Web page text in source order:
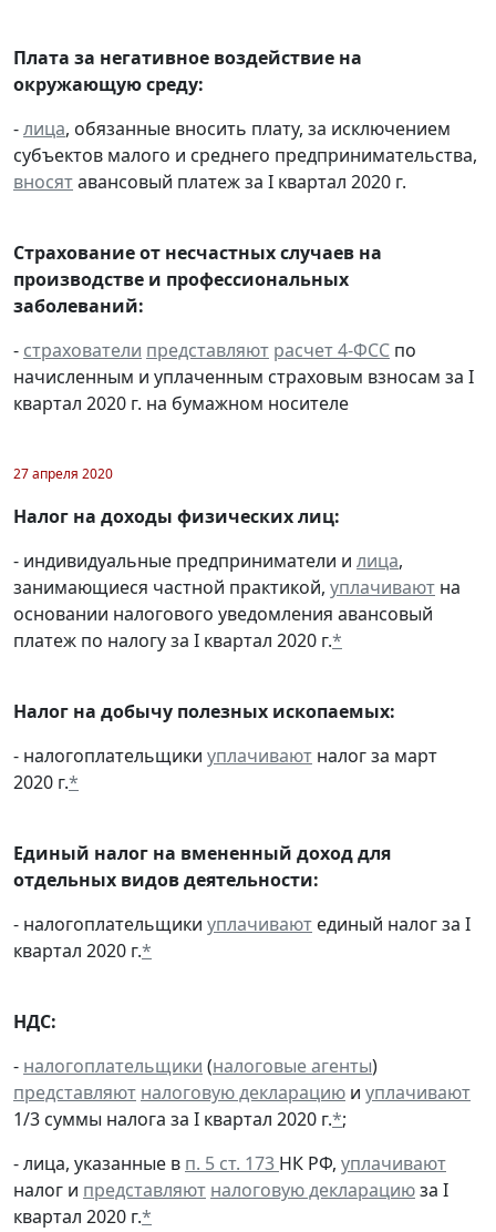
Плата за негативное воздействие на
окружающую среду:
-лица, обязанные вносить плату, за исключением
субъектов малого и среднего предпринимательства,
вносятавансовый платеж за I квартал 2020 г.
Страхование от несчастных случаев на
производстве и профессиональных
заболеваний:
- страхователи представляют расчет 4-ФСС по
начисленным и уплаченным страховым взносам за I
квартал 2020 г. на бумажном носителе
27 апреля 2020
Налог на доходы физических лиц:
- индивидуальные предприниматели и лица,
занимающиеся частной практикой, уплачивают на
основании налогового уведомления авансовый
платеж по налогу за I квартал 2020 г.*
Налог на добычу полезных ископаемых:
- налогоплательщики уплачивают налог за март
2020 г.*
Единый налог на вмененный доход для
отдельных видов деятельности:
- налогоплательщики уплачивают единый налог за I
квартал 2020 г.*
НДС:
- налогоплательщики (налоговые агенты)
представляют налоговую декларацию и уплачивают
1/3 суммы налога за I квартал 2020 г.*;
- лица, указанные в п. 5 ст. 173 НК РФ, уплачивают
налог и представляют налоговую декларациюза I
квартал 2020 г.*